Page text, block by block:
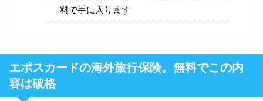
料で手に入ります
エポスカードの海外旅行保険。無料でこの内
容は破格